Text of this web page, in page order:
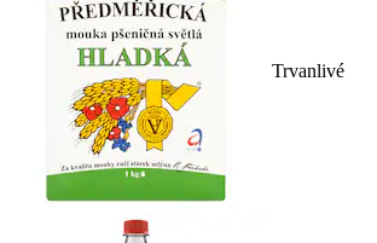
Trvanlivé